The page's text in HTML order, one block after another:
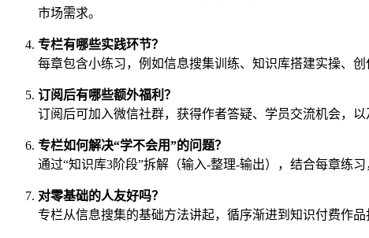
市场需求。
专栏有哪些实践环节？
每章包含小练习，例如信息搜集训练、知识库搭建实操、
订阅后有哪些额外福利？
订阅后可加入微信社群，获得作者答疑、学员交流机会，
专栏如何解决“学不会用”的问题？
通过“知识库3阶段”拆解（输入-整理-输出），结合每章练
对零基础的人友好吗？
专栏从信息搜集的基础方法讲起，循序渐进到知识付费作